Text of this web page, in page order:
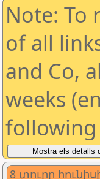
Note: To
of all
and Co,
weeks
8 տուրը